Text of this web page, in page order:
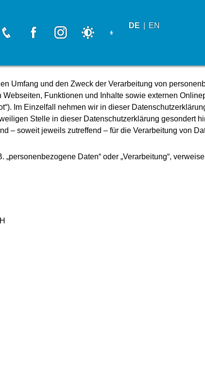
Messe Dortmund Telefon
Messe Dortmund Facebook
Messe Dortmund Instagram
Schalter Nachtmodus
DE EN
Umfang und den Zweck der Verarbeitung von
Funktionen und Inhalte sowie externen
Im Einzelfall nehmen wir in dieser
Stelle in dieser Datenschutzerklärung gesondert
– soweit jeweils zutreffend – für die Verarbeitung von
Daten“ oder „Verarbeitung“,